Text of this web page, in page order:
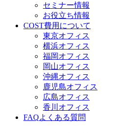
セミナー情報
お役立ち情報
COST費用について
東京オフィス
横浜オフィス
福岡オフィス
岡山オフィス
沖縄オフィス
鹿児島オフィス
広島オフィス
香川オフィス
FAQよくある質問